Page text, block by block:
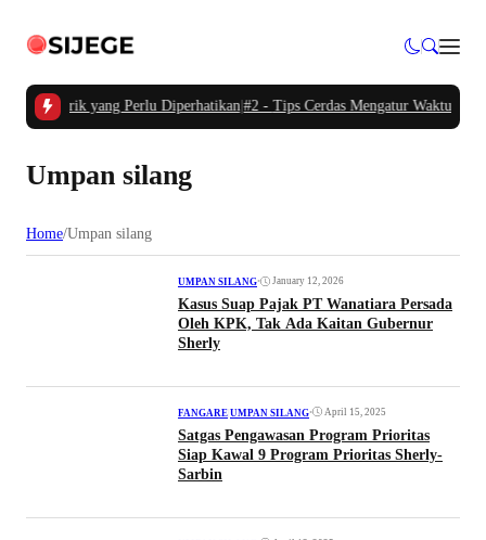
Listrik yang Perlu Diperhatikan|#2 - Tips Cerdas Mengatur Waktu dan
Umpan silang
Home/Umpan silang
UMPAN SILANG• January 12, 2026
Kasus Suap Pajak PT Wanatiara Persada
Oleh KPK, Tak Ada Kaitan Gubernur
Sherly
FANGARE UMPAN SILANG• April 15, 2025
Satgas Pengawasan Program Prioritas
Siap Kawal 9 Program Prioritas Sherly-
Sarbin